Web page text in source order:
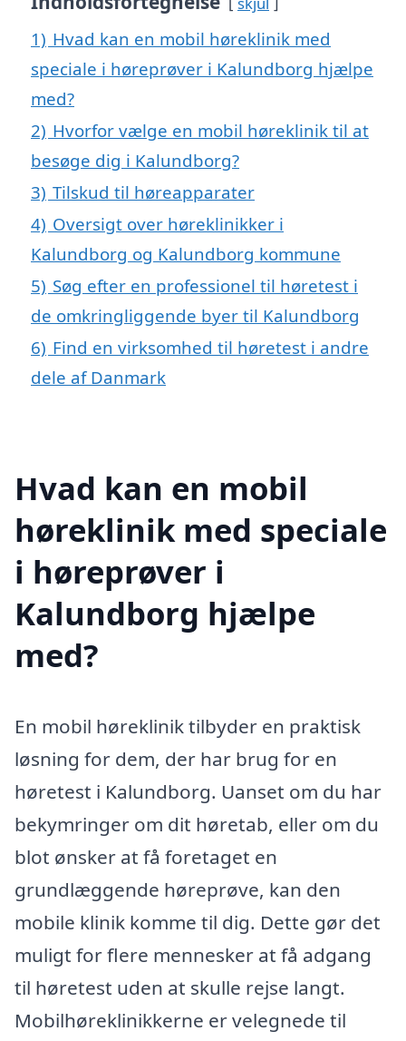
1) Hvad kan en mobil høreklinik med
speciale i høreprøver i Kalundborg hjælpe
med?
2) Hvorfor vælge en mobil høreklinik til at
besøge dig i Kalundborg?
3) Tilskud til høreapparater
4) Oversigt over høreklinikker i
Kalundborg og Kalundborg kommune
5) Søg efter en professionel til høretest i
de omkringliggende byer til Kalundborg
6) Find en virksomhed til høretest i andre
dele af Danmark
Hvad kan en mobil
høreklinik med speciale
i høreprøver i
Kalundborg hjælpe
med?
En mobil høreklinik tilbyder en praktisk
løsning for dem, der har brug for en
høretest i Kalundborg. Uanset om du har
bekymringer om dit høretab, eller om du
blot ønsker at få foretaget en
grundlæggende høreprøve, kan den
mobile klinik komme til dig. Dette gør det
muligt for flere mennesker at få adgang
til høretest uden at skulle rejse langt.
Mobilhøreklinikkerne er velegnede til